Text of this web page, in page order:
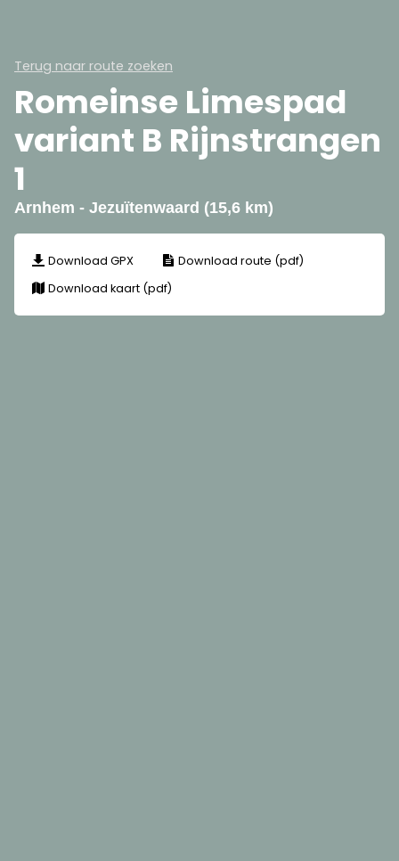
Terug naar route zoeken
Romeinse Limespad
variant B Rijnstrangen
1
Arnhem - Jezuïtenwaard (15,6 km)
Download GPX
Download route (pdf)
Download kaart (pdf)